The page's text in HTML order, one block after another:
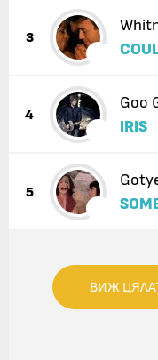
3
4
Goo
IRIS
5
ВИЖ